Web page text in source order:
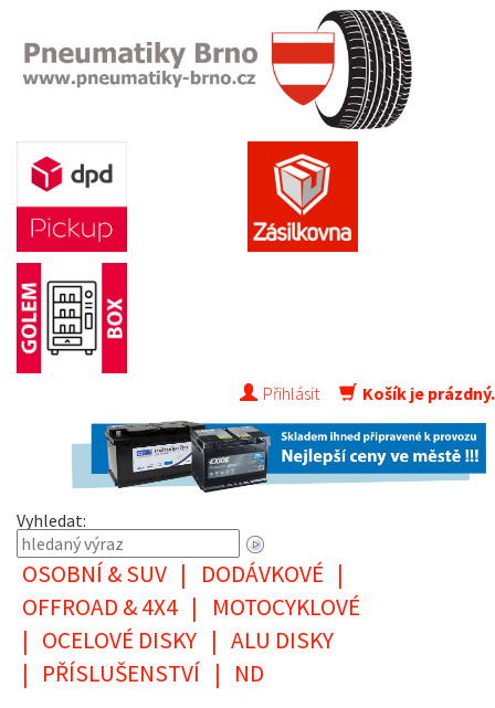
Přihlásit Košík je prázdný.
Vyhledat:
OSOBNÍ & SUV | DODÁVKOVÉ |
OFFROAD & 4X4 |
MOTOCYKLOVÉ
| OCELOVÉ DISKY | ALU DISKY
| PŘÍSLUŠENSTVÍ | ND